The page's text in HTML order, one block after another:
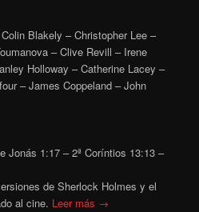
Blakely – Christopher Lee –
– Clive Revill – Irene
Holloway – Catherine Lacey –
– James Coppeland – John
Jonás 1:17 – 2ª Coríntios 13:13 –
de Sherlock Holmes y el
al cine. Leer más →